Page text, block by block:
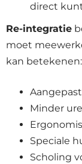
direct
Re-integratie
moet
kan betekenen:
Minder
Speciale
Scholing